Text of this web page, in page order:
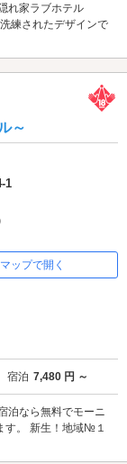
れ家ラブホテル
練されたデザインで
～
1
ップで開く
宿泊 7,480 円 ～
泊なら無料でモーニ
す。 新生！地域№１